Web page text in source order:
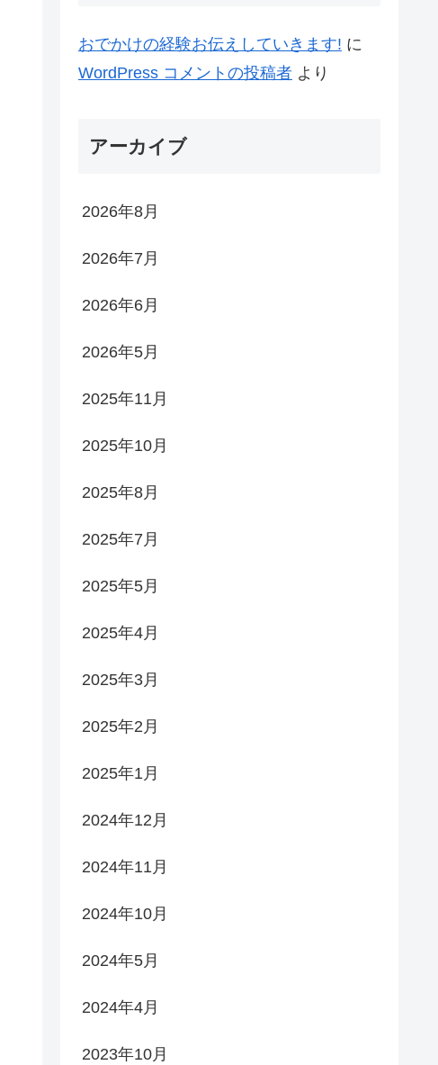
おでかけの経験お伝えしていきます! に
WordPress コメントの投稿者 より
アーカイブ
2026年8月
2026年7月
2026年6月
2026年5月
2025年11月
2025年10月
2025年8月
2025年7月
2025年5月
2025年4月
2025年3月
2025年2月
2025年1月
2024年12月
2024年11月
2024年10月
2024年5月
2024年4月
2023年10月